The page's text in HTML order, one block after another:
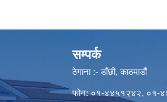
सम्पर्क
ठेगाना :- डाँछी, काठमाडौं
फोन: ०१-४४५१२४२, ०१-